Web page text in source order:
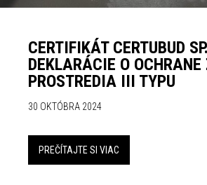
CERTIFIKÁT CERTUBUD
DEKLARÁCIE O
PROSTREDIA III TYPU
30 OKTÓBRA 2024
PREČÍTAJTE SI VIAC